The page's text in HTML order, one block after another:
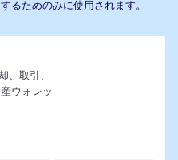
るためのみに使用されます。
、取引、
ウォレッ